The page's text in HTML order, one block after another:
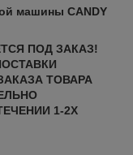
машины CANDY
ПОД ЗАКАЗ!
ТОВАРА
1-2Х